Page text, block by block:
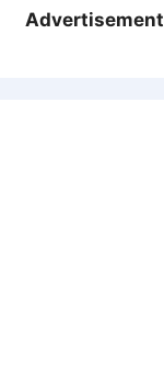
Advertisement